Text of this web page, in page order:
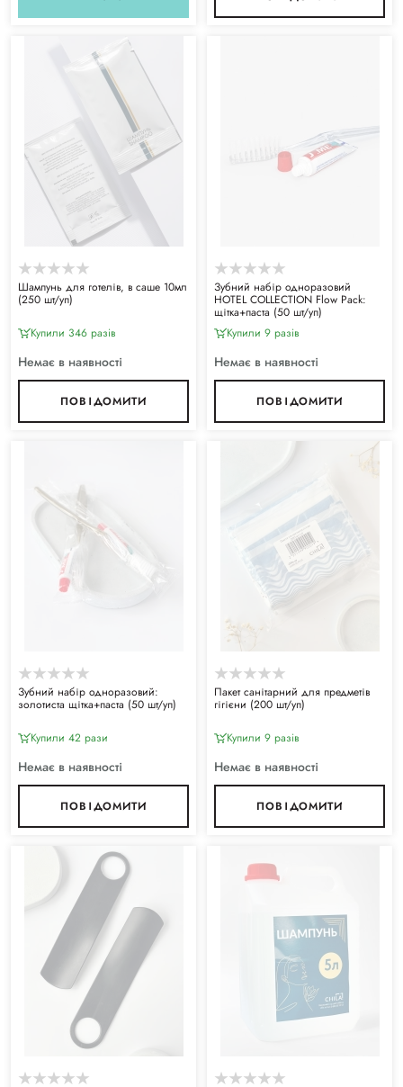
Шампунь для готелів, в саше 10мл
(250 шт/уп)
Купили 346 разiв
Немає в наявності
ПОВІДОМИТИ
Зубний набір одноразовий
HOTEL COLLECTION Flow Pack:
щітка+паста (50 шт/уп)
Купили 9 разiв
Немає в наявності
ПОВІДОМИТИ
Зубний набір одноразовий:
золотиста щітка+паста (50 шт/уп)
Купили 42 рази
Немає в наявності
ПОВІДОМИТИ
Пакет санітарний для предметів
гігієни (200 шт/уп)
Купили 9 разiв
Немає в наявності
ПОВІДОМИТИ